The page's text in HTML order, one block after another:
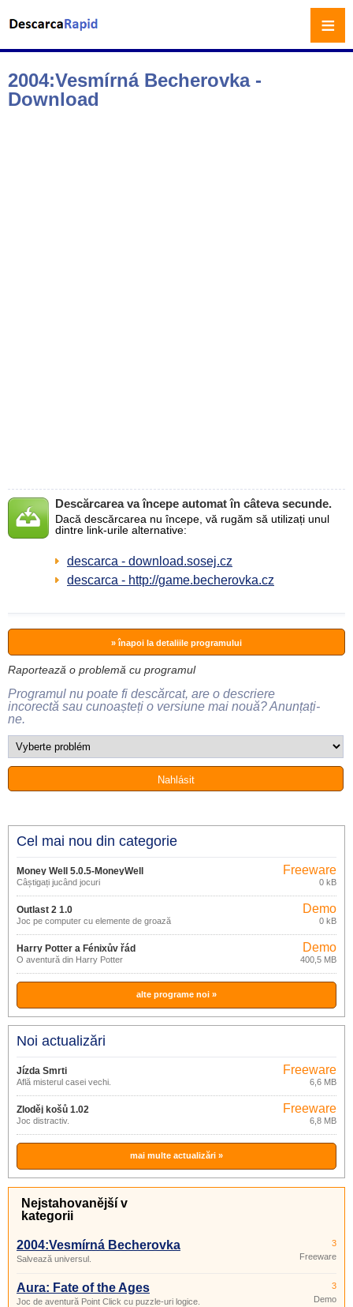
2004:Vesmírná Becherovka -
Download
Descărcarea va începe automat în câteva secunde.
Dacă descărcarea nu începe, vă rugăm să utilizați unul
dintre link-urile alternative:
descarca - download.sosej.cz
descarca - http://game.becherovka.cz
» înapoi la detaliile programului
Raportează o problemă cu programul
Programul nu poate fi descărcat, are o descriere
incorectă sau cunoașteți o versiune mai nouă? Anunțați-
ne.
Cel mai nou din categorie
Money Well 5.0.5-MoneyWell
Câștigați jucând jocuri
Freeware
0 kB
Outlast 2 1.0
Joc pe computer cu elemente de groază
Demo
0 kB
Harry Potter a Fénixův řád
O aventură din Harry Potter
Demo
400,5 MB
alte programe noi »
Noi actualizări
Jízda Smrti
Află misterul casei vechi.
Freeware
6,6 MB
Zloděj košů 1.02
Joc distractiv.
Freeware
6,8 MB
mai multe actualizări »
Nejstahovanější v
kategorii
2004:Vesmírná Becherovka
Salvează universul.
3
Freeware
Aura: Fate of the Ages
Joc de aventură Point Click cu puzzle-uri logice.
3
Demo
≡